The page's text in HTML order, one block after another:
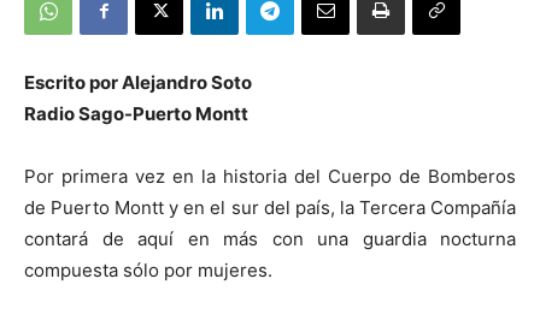
Escrito por Alejandro Soto
Radio Sago-Puerto Montt
Por primera vez en la historia del Cuerpo de Bomberos
de Puerto Montt y en el sur del país, la Tercera Compañía
contará de aquí en más con una guardia nocturna
compuesta sólo por mujeres.